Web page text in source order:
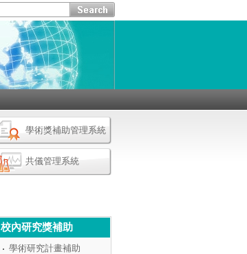
學術獎補助管理系統
共儀管理系統
校內研究獎補助
學術研究計畫補助